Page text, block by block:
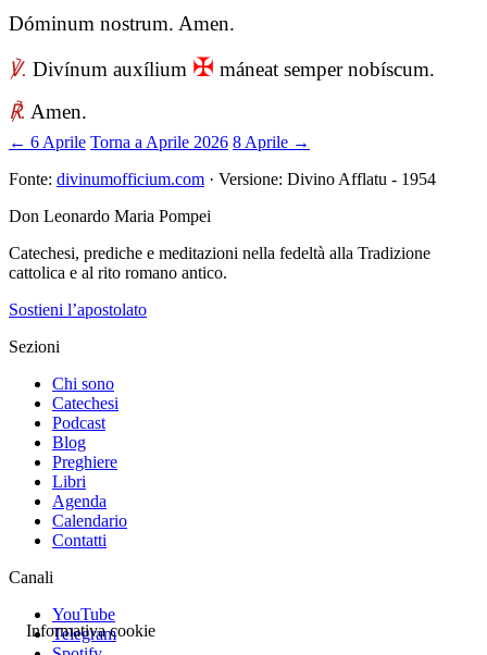
Dóminum nostrum. Amen.
℣. Divínum auxílium ✠ máneat semper nobíscum.
℟. Amen.
← 6 Aprile Torna a Aprile 2026 8 Aprile →
Fonte: divinumofficium.com · Versione: Divino Afflatu - 1954
Don Leonardo Maria Pompei
Catechesi, prediche e meditazioni nella fedeltà alla Tradizione
cattolica e al rito romano antico.
Sostieni l’apostolato
Sezioni
Chi sono
Catechesi
Podcast
Blog
Preghiere
Libri
Agenda
Calendario
Contatti
Canali
YouTube
Telegram
Informativa cookie